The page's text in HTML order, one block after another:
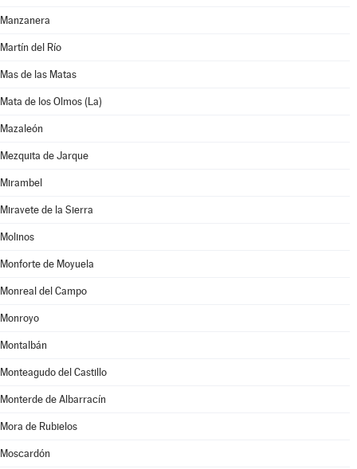
Manzanera
Martín del Río
Mas de las Matas
Mata de los Olmos (La)
Mazaleón
Mezquita de Jarque
Mirambel
Miravete de la Sierra
Molinos
Monforte de Moyuela
Monreal del Campo
Monroyo
Montalbán
Monteagudo del Castillo
Monterde de Albarracín
Mora de Rubielos
Moscardón